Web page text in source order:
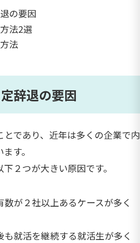
の要因
法2選
法
辞退の要因
であり、近年は多くの企業で内
す。
２つが大きい原因です。
が２社以上あるケースが多く
就活を継続する就活生が多く